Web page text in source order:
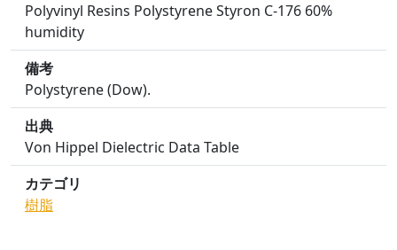
Polyvinyl Resins Polystyrene Styron C-176 60%
humidity
備考
Polystyrene (Dow).
出典
Von Hippel Dielectric Data Table
カテゴリ
樹脂